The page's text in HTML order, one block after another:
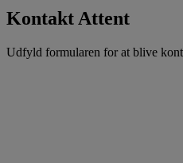
Kontakt Attent
Udfyld formularen for at blive